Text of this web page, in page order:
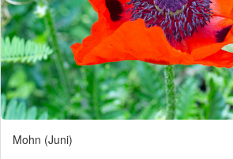
Mohn (Juni)